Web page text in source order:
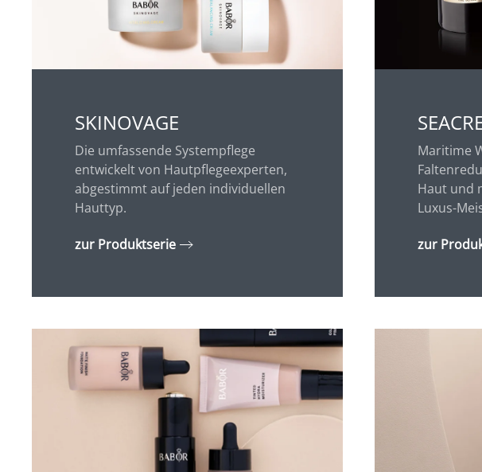
SKINOVAGE
Die umfassende Systempflege
entwickelt von Hautpflegeexperten,
abgestimmt auf jeden individuellen
Hauttyp.
zur Produktserie
Maritime
Haut und
Luxus-
zur